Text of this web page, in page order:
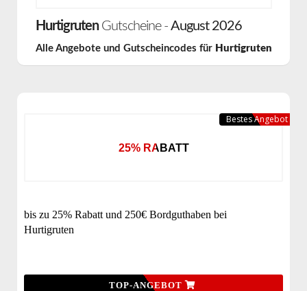
HurtigrutenGutscheine - August 2026
Alle Angebote und Gutscheincodes für Hurtigruten
25% RABATT
bis zu 25% Rabatt und 250€ Bordguthaben bei
Hurtigruten
TOP-ANGEBOT
Bestes Angebot